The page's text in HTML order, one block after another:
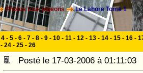
Photos tous pigeons Le Lahore Tome 1
4 - 5 - 6 - 7 - 8 - 9 - 10 - 11 - 12 - 13 - 14 - 15 - 16 -
- 24 - 25 - 26
Posté le 17-03-2006 à